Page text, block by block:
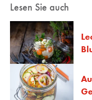
Lesen Sie auch